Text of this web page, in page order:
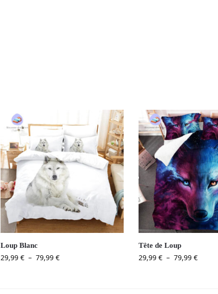
Loup Blanc
29,99 € – 79,99 €
Tête de Loup
29,99€ – 79,99€